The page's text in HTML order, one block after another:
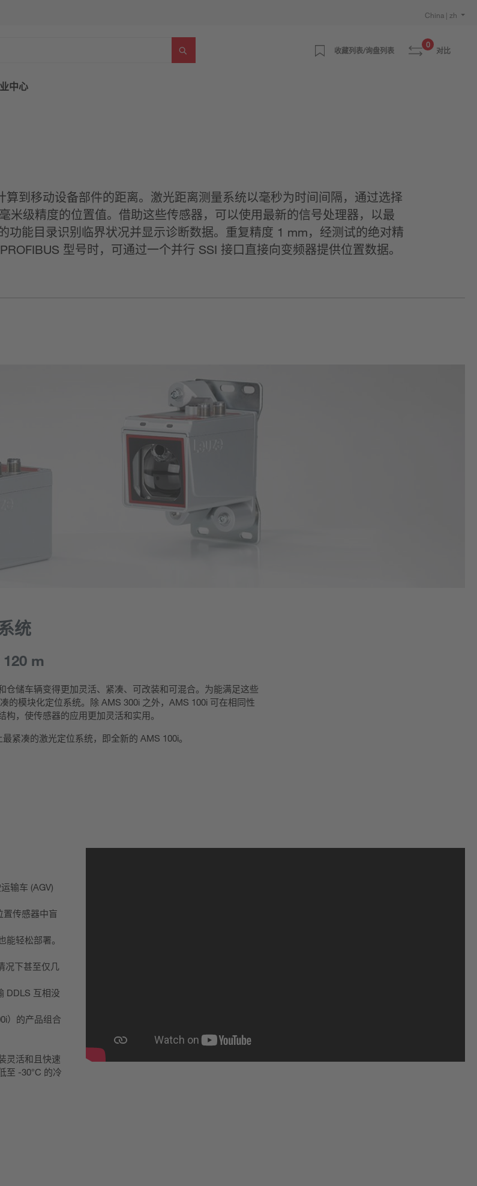
China | zh
收藏列表/询盘列表
0
对比
中心
到移动设备部件的距离。激光距离测量系统以毫秒为时间间隔，通过选择
米级精度的位置值。借助这些传感器，可以使用最新的信号处理器，以最
功能目录识别临界状况并显示诊断数据。重复精度 1 mm，经测试的绝对精
型号时，可通过一个并行 SSI 接口直接向变频器提供位置数据。
统
m
储车辆变得更加灵活、紧凑、可改装和可混合。为能满足这些
的模块化定位系统。除 AMS 300i 之外，AMS 100i 可在相同性
，使传感器的应用更加灵活和实用。
紧凑的激光定位系统，即全新的 AMS 100i。
输车 (AGV)
置传感器中盲
轻松部署。
况下甚至仅几
DDLS 互相没
）的产品组合
灵活和且快速
至 -30°C 的冷